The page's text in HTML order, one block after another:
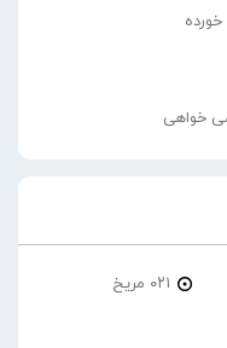
خورده
خواهی
۰۲۱ مریخ